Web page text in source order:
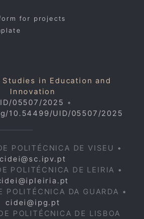
for projects
in Education and
Innovation
05507/2025 •
10.54499/UID/05507/2025
POLITÉCNICA DE VISEU •
cidei@sc.ipv.pt
POLITÉCNICA DE LEIRIA •
POLITÉCNICA DA GUARDA •
cidei@ipg.pt
POLITÉCNICA DE LISBOA